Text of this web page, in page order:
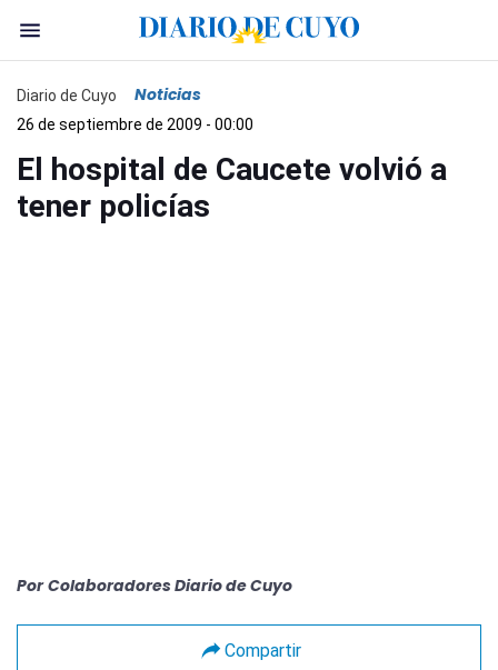
Diario de Cuyo Noticias
26 de septiembre de 2009 - 00:00
El hospital de Caucete volvió a
tener policías
Por Colaboradores Diario de Cuyo
Compartir